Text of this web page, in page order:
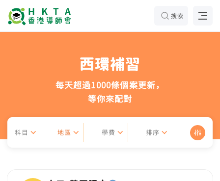
搜索
西環補習
每天超過1000條個案更新，
等你來配對
科目 地區 學費 排序